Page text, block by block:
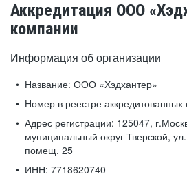
Аккредитация ООО
компании
Информация об организации
Название: ООО «Хэдхантер»
Номер в реестре аккредитованных
Адрес регистрации: 125047,
муниципальный округ Тверской,
помещ. 25
ИНН: 7718620740